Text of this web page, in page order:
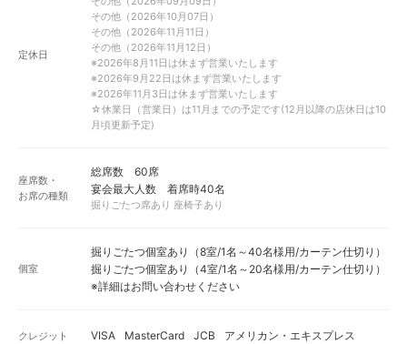
定休日
その他（2026年10月07日）
その他（2026年11月11日）
その他（2026年11月12日）
※2026年8月11日は休まず営業いたします
※2026年9月22日は休まず営業いたします
※2026年11月3日は休まず営業いたします
☆休業日（営業日）は11月までの予定です(12月以降の店休日は10
月頃更新予定)
座席数・
お席の種類
総席数 60席
宴会最大人数 着席時40名
掘りごたつ席あり 座椅子あり
個室
掘りごたつ個室あり（8室/1名～40名様用/カーテン仕切り）
掘りごたつ個室あり（4室/1名～20名様用/カーテン仕切り）
※詳細はお問い合わせください
クレジット
VISA MasterCard JCB
アメリカン・エキスプレス